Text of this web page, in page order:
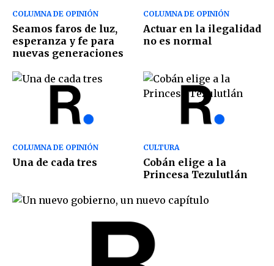
COLUMNA DE OPINIÓN
Seamos faros de luz,
esperanza y fe para
nuevas generaciones
COLUMNA DE OPINIÓN
Actuar en la ilegalidad
no es normal
COLUMNA DE OPINIÓN
Una de cada tres
CULTURA
Cobán elige a la
Princesa Tezulutlán